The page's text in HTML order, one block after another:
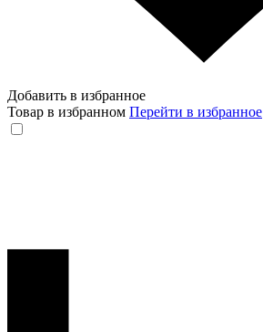
Добавить в избранное
Товар в избранном Перейти в избранное